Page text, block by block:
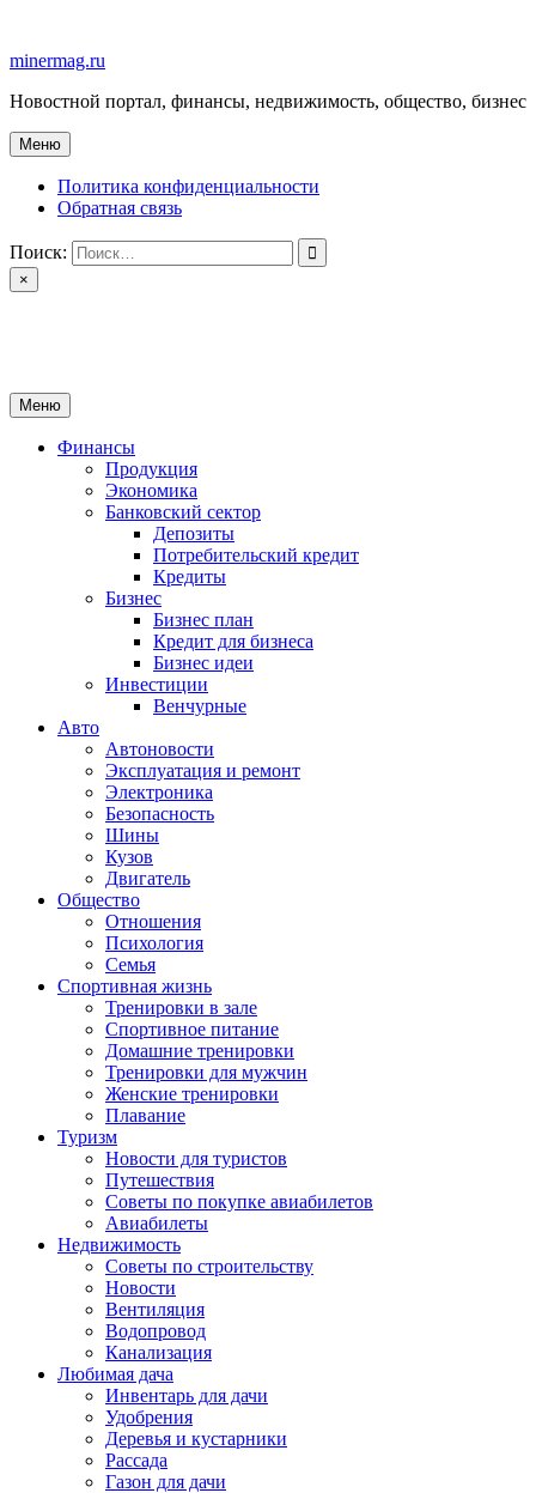
содержимому
minermag.ru
Новостной портал, финансы, недвижимость, общество, бизнес
Меню
Политика конфиденциальности
Обратная связь
Поиск:
×
Меню
Финансы
Продукция
Экономика
Банковский сектор
Депозиты
Потребительский кредит
Кредиты
Бизнес
Бизнес план
Кредит для бизнеса
Бизнес идеи
Инвестиции
Венчурные
Авто
Автоновости
Эксплуатация и ремонт
Электроника
Безопасность
Шины
Кузов
Двигатель
Общество
Отношения
Психология
Семья
Спортивная жизнь
Тренировки в зале
Спортивное питание
Домашние тренировки
Тренировки для мужчин
Женские тренировки
Плавание
Туризм
Новости для туристов
Путешествия
Советы по покупке авиабилетов
Авиабилеты
Недвижимость
Советы по строительству
Новости
Вентиляция
Водопровод
Канализация
Любимая дача
Инвентарь для дачи
Удобрения
Деревья и кустарники
Рассада
Газон для дачи